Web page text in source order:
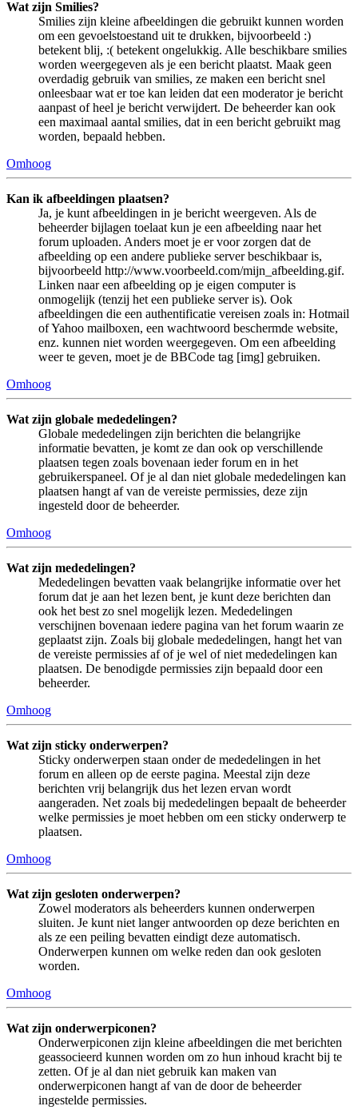
Wat zijn Smilies?
Smilies zijn kleine afbeeldingen die gebruikt kunnen worden
om een gevoelstoestand uit te drukken, bijvoorbeeld :)
betekent blij, :( betekent ongelukkig. Alle beschikbare smilies
worden weergegeven als je een bericht plaatst. Maak geen
overdadig gebruik van smilies, ze maken een bericht snel
onleesbaar wat er toe kan leiden dat een moderator je bericht
aanpast of heel je bericht verwijdert. De beheerder kan ook
een maximaal aantal smilies, dat in een bericht gebruikt mag
worden, bepaald hebben.
Omhoog
Kan ik afbeeldingen plaatsen?
Ja, je kunt afbeeldingen in je bericht weergeven. Als de
beheerder bijlagen toelaat kun je een afbeelding naar het
forum uploaden. Anders moet je er voor zorgen dat de
afbeelding op een andere publieke server beschikbaar is,
bijvoorbeeld http://www.voorbeeld.com/mijn_afbeelding.gif.
Linken naar een afbeelding op je eigen computer is
onmogelijk (tenzij het een publieke server is). Ook
afbeeldingen die een authentificatie vereisen zoals in: Hotmail
of Yahoo mailboxen, een wachtwoord beschermde website,
enz. kunnen niet worden weergegeven. Om een afbeelding
weer te geven, moet je de BBCode tag [img] gebruiken.
Omhoog
Wat zijn globale mededelingen?
Globale mededelingen zijn berichten die belangrijke
informatie bevatten, je komt ze dan ook op verschillende
plaatsen tegen zoals bovenaan ieder forum en in het
gebruikerspaneel. Of je al dan niet globale mededelingen kan
plaatsen hangt af van de vereiste permissies, deze zijn
ingesteld door de beheerder.
Omhoog
Wat zijn mededelingen?
Mededelingen bevatten vaak belangrijke informatie over het
forum dat je aan het lezen bent, je kunt deze berichten dan
ook het best zo snel mogelijk lezen. Mededelingen
verschijnen bovenaan iedere pagina van het forum waarin ze
geplaatst zijn. Zoals bij globale mededelingen, hangt het van
de vereiste permissies af of je wel of niet mededelingen kan
plaatsen. De benodigde permissies zijn bepaald door een
beheerder.
Omhoog
Wat zijn sticky onderwerpen?
Sticky onderwerpen staan onder de mededelingen in het
forum en alleen op de eerste pagina. Meestal zijn deze
berichten vrij belangrijk dus het lezen ervan wordt
aangeraden. Net zoals bij mededelingen bepaalt de beheerder
welke permissies je moet hebben om een sticky onderwerp te
plaatsen.
Omhoog
Wat zijn gesloten onderwerpen?
Zowel moderators als beheerders kunnen onderwerpen
sluiten. Je kunt niet langer antwoorden op deze berichten en
als ze een peiling bevatten eindigt deze automatisch.
Onderwerpen kunnen om welke reden dan ook gesloten
worden.
Omhoog
Wat zijn onderwerpiconen?
Onderwerpiconen zijn kleine afbeeldingen die met berichten
geassocieerd kunnen worden om zo hun inhoud kracht bij te
zetten. Of je al dan niet gebruik kan maken van
onderwerpiconen hangt af van de door de beheerder
ingestelde permissies.